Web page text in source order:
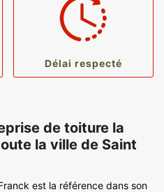
Délai respecté
de toiture la
la ville de Saint
est la référence dans son